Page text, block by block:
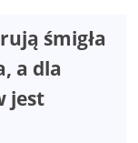
śmigła
a dla
jest